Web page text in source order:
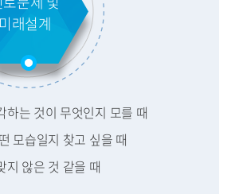
미래설계
는 것이 무엇인지 모를 때
모습일지 찾고 싶을 때
지 않은 것 같을 때